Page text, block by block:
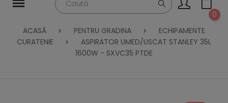
0
ACASĂ
PENTRU GRADINA
ECHIPAMENTE
CURATENIE
ASPIRATOR UMED/USCAT STANLEY 35L
1600W - SXVC35 PTDE